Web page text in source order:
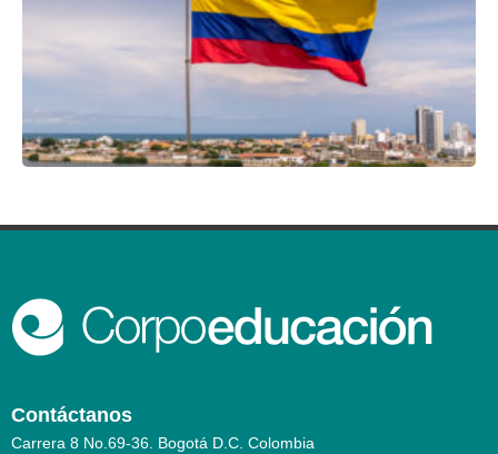
Contáctanos
Carrera 8 No.69-36. Bogotá D.C. Colombia